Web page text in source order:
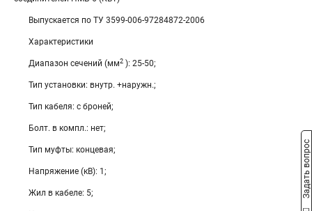
Выпускается по ТУ 3599-006-97284872-2006
Характеристики
Диапазон сечений (мм2 ): 25-50;
Тип установки: внутр. +наружн.;
Тип кабеля: с броней;
Болт. в компл.: нет;
Тип муфты: концевая;
Напряжение (кВ): 1;
Жил в кабеле: 5; Задать вопрос